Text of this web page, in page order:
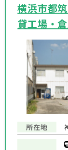
横浜市都
貸工場・
所在地